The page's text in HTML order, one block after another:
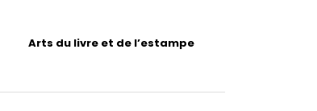
Arts du livre et de l’estampe